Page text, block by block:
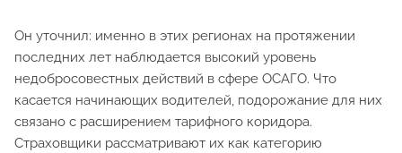
Он уточнил: именно в этих регионах на протяжении
последних лет наблюдается высокий уровень
недобросовестных действий в сфере ОСАГО. Что
касается начинающих водителей, подорожание для них
связано с расширением тарифного коридора.
Страховщики рассматривают их как категорию